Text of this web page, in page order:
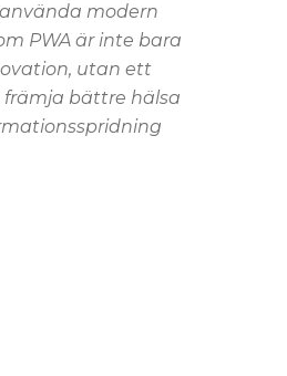
modern
PWA är inte bara
utan ett
bättre hälsa